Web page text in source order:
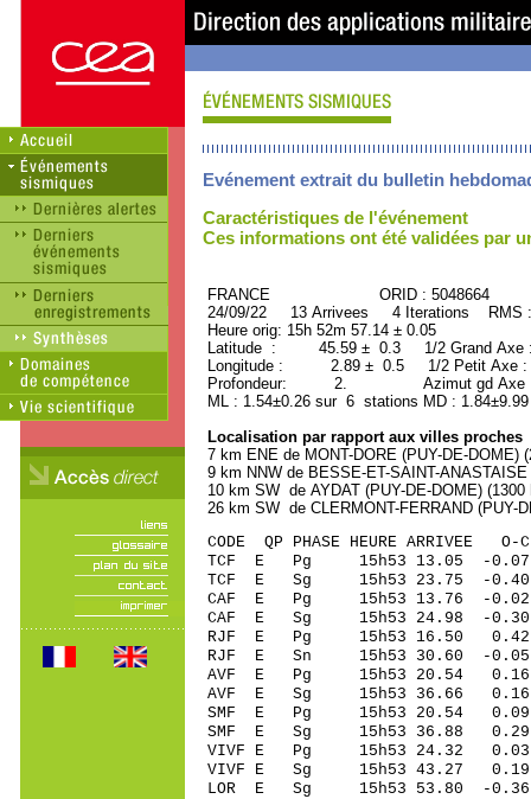
Evénement extrait du bulletin
Caractéristiques de l'événement
Ces informations ont été validées par
FRANCE ORID : 5048664
24/09/22 13 Arrivees 4 Iterations RMS
Heure orig: 15h 52m 57.14 ± 0.05
Latitude : 45.59 ± 0.3 1/2 Grand
Longitude : 2.89 ± 0.5 1/2 Petit Axe
Profondeur: 2. Azimut gd Axe :
ML : 1.54±0.26 sur 6 stations MD :
Localisation par rapport aux villes proches
7 km ENE de MONT-DORE (PUY-DE-DOME)
9 km NNW de BESSE-ET-SAINT-
10 km SW de AYDAT (PUY-DE-DOME) (1300
26 km SW de CLERMONT-FERRAND (PUY-
CODE QP PHASE HEURE
TCF E Pg 15h53
TCF E Sg 15h53 23.75 -
CAF E Pg 15h53
CAF E Sg 15h53 24.98
RJF E Pg 15h53
RJF E Sn 15h53 30.60 -
AVF E Pg 15h53
AVF E Sg 15h53 36.66
SMF E Pg 15h53
SMF E Sg 15h53 36.88
VIVF E Pg 15h53
VIVF E Sg 15h53 43.27
LOR E Sg 15h53 53.80